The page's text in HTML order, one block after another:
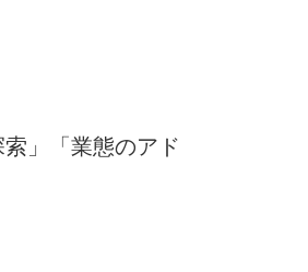
」「業態のアド